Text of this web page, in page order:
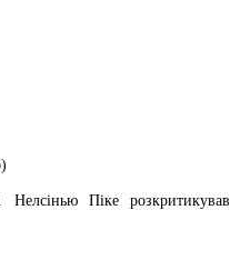
Піке розкритикував